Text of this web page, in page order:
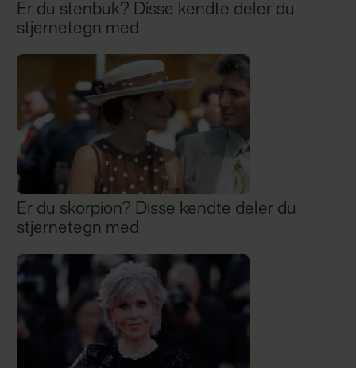
Er du stenbuk? Disse kendte deler du
stjernetegn med
Er du skorpion? Disse kendte deler du
stjernetegn med